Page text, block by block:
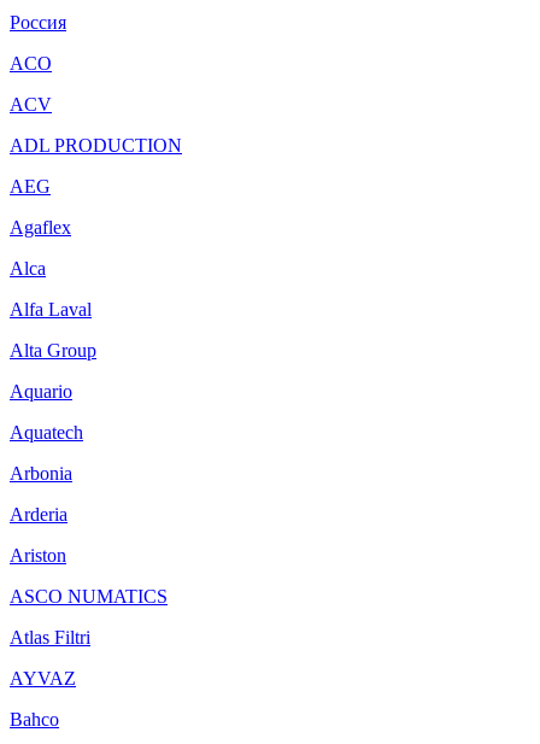
Россия
ACO
ACV
ADL PRODUCTION
AEG
Agaflex
Alca
Alfa Laval
Alta Group
Aquario
Aquatech
Arbonia
Arderia
Ariston
ASCO NUMATICS
Atlas Filtri
AYVAZ
Bahco